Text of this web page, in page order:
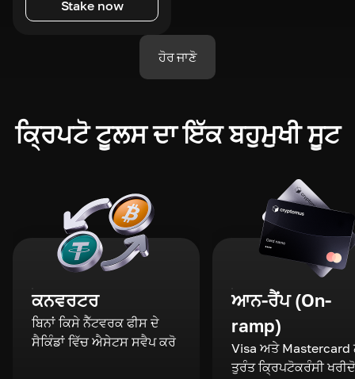
Stake now
ਹੋਰ ਜਾਣੋ
ਕ੍ਰਿਪਟੋ ਟੂਲਸ ਦਾ ਇੱਕ ਬਹੁਮੁਖੀ ਸੂਟ
ਕਨਵਰਟਰ
ਬਿਨਾਂ ਕਿਸੇ ਨੈੱਟਵਰਕ ਫੀਸ ਦੇ
ਸੈਕਿੰਡਾਂ ਵਿੱਚ ਐਸੇਟਸ ਸਵੈਪ ਕਰੋ
ਆਨ-ਰੈਂਪ (On-
ramp)
Visa ਅਤੇ Mastercard
ਤੁਰੰਤ ਕ੍ਰਿਪਟੋਕਰੰਸੀ ਖਰੀਦੋ